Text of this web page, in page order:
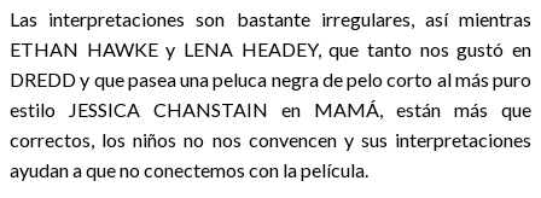
Las interpretaciones son bastante irregulares, así mientras
ETHAN HAWKE y LENA HEADEY, que tanto nos gustó en
DREDD y que pasea una peluca negra de pelo corto al más puro
estilo JESSICA CHANSTAIN en MAMÁ, están más que
correctos, los niños no nos convencen y sus interpretaciones
ayudan a que no conectemos con la película.